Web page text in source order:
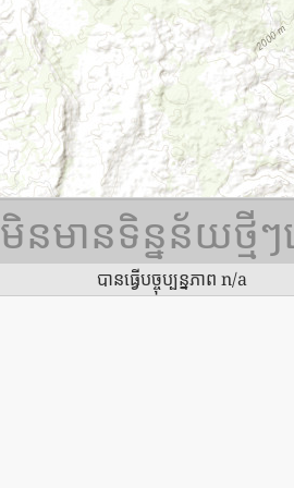
មិនមានទិន្នន័យថ្មីៗ
បានធ្វើបច្ចុប្បន្នភាព n/a